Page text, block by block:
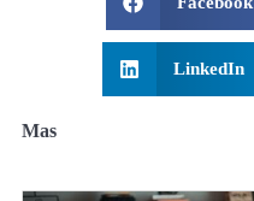
LinkedIn
Mas